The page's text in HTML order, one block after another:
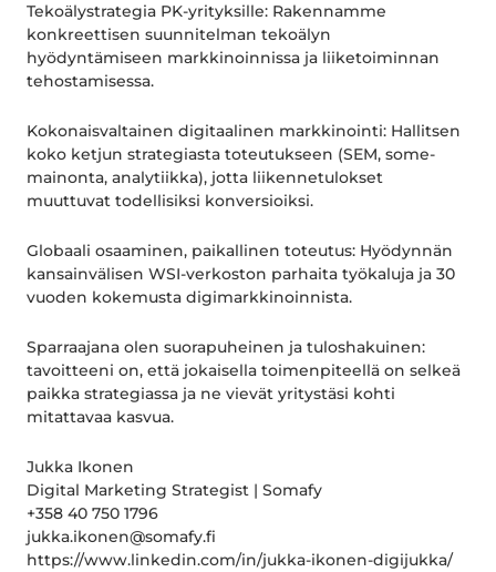
Tekoälystrategia PK-yrityksille: Rakennamme
konkreettisen suunnitelman tekoälyn
hyödyntämiseen markkinoinnissa ja liiketoiminnan
tehostamisessa.
Kokonaisvaltainen digitaalinen markkinointi: Hallitsen
koko ketjun strategiasta toteutukseen (SEM, some-
mainonta, analytiikka), jotta liikennetulokset
muuttuvat todellisiksi konversioiksi.
Globaali osaaminen, paikallinen toteutus: Hyödynnän
kansainvälisen WSI-verkoston parhaita työkaluja ja 30
vuoden kokemusta digimarkkinoinnista.
Sparraajana olen suorapuheinen ja tuloshakuinen:
tavoitteeni on, että jokaisella toimenpiteellä on selkeä
paikka strategiassa ja ne vievät yritystäsi kohti
mitattavaa kasvua.
Jukka Ikonen
Digital Marketing Strategist | Somafy
+358 40 750 1796
jukka.ikonen@somafy.fi
https://www.linkedin.com/in/jukka-ikonen-digijukka/